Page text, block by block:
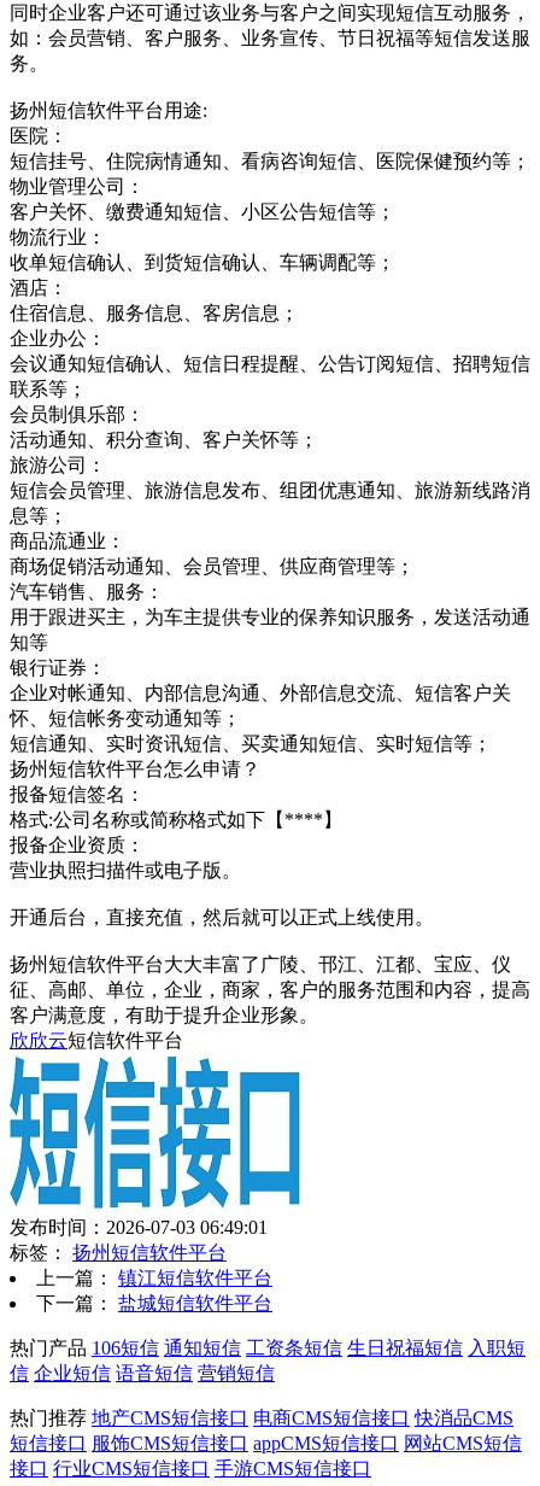
同时企业客户还可通过该业务与客户之间实现短信互动服务，
如：会员营销、客户服务、业务宣传、节日祝福等短信发送服
务。
扬州短信软件平台用途:
医院：
短信挂号、住院病情通知、看病咨询短信、医院保健预约等；
物业管理公司：
客户关怀、缴费通知短信、小区公告短信等；
物流行业：
收单短信确认、到货短信确认、车辆调配等；
酒店：
住宿信息、服务信息、客房信息；
企业办公：
会议通知短信确认、短信日程提醒、公告订阅短信、招聘短信
联系等；
会员制俱乐部：
活动通知、积分查询、客户关怀等；
旅游公司：
短信会员管理、旅游信息发布、组团优惠通知、旅游新线路消
息等；
商品流通业：
商场促销活动通知、会员管理、供应商管理等；
汽车销售、服务：
用于跟进买主，为车主提供专业的保养知识服务，发送活动通
知等
银行证券：
企业对帐通知、内部信息沟通、外部信息交流、短信客户关
怀、短信帐务变动通知等；
短信通知、实时资讯短信、买卖通知短信、实时短信等；
扬州短信软件平台怎么申请？
报备短信签名：
格式:公司名称或简称格式如下【****】
报备企业资质：
营业执照扫描件或电子版。
开通后台，直接充值，然后就可以正式上线使用。
扬州短信软件平台大大丰富了广陵、邗江、江都、宝应、仪
征、高邮、单位，企业，商家，客户的服务范围和内容，提高
客户满意度，有助于提升企业形象。
欣欣云短信软件平台
发布时间：2026-07-03 06:49:01
标签： 扬州短信软件平台
上一篇： 镇江短信软件平台
下一篇： 盐城短信软件平台
热门产品 106短信 通知短信 工资条短信 生日祝福短信 入职短
信 企业短信 语音短信 营销短信
热门推荐 地产CMS短信接口 电商CMS短信接口 快消品CMS
短信接口 服饰CMS短信接口 appCMS短信接口 网站CMS短信
接口 行业CMS短信接口 手游CMS短信接口